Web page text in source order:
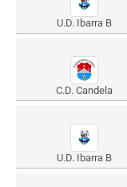
U.D. Ibarra B
C.D. Candela
U.D. Ibarra B